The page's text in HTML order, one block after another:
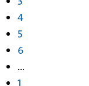
4
5
6
...
1